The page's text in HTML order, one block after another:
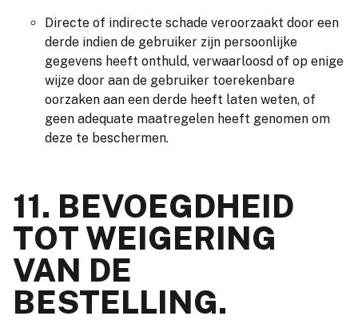
Directe of indirecte schade veroorzaakt door een
derde indien de gebruiker zijn persoonlijke
gegevens heeft onthuld, verwaarloosd of op enige
wijze door aan de gebruiker toerekenbare
oorzaken aan een derde heeft laten weten, of
geen adequate maatregelen heeft genomen om
deze te beschermen.
11. BEVOEGDHEID
TOT WEIGERING
VAN DE
BESTELLING.